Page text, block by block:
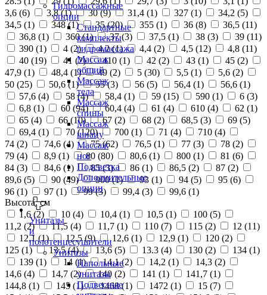
Гидромассажные
опции
Стандартные
комплекты
гидромассажа
Массаж
общий
Массаж
тела
Массаж
спины
Массаж
шиацу
Массаж
ног
Подсветка
Дополнительные
опции
Унитазы
и
полотенцесушители
Унитазы
Напольные
унитазы
Подвесные
3,6 (6) 3,8 (1) 30 (9) 31,4 (1) 327 (1) 34,2 (5)
34,5 (1) 348 (1) 35 (20) 355 (1) 36 (8) 36,5 (11)
36,8 (1) 360 (1) 37 (3) 37,5 (1) 38 (3) 39 (11)
390 (1) 4 (2) 4,2 (1) 4,4 (2) 4,5 (12) 4,8 (11)
40 (19) 41 (2) 410 (1) 42 (2) 43 (1) 45 (2)
47,9 (1) 48,4 (1) 49 (2) 5 (30) 5,5 (1) 5,6 (2)
50 (25) 50,6 (1) 55 (3) 56 (5) 56,4 (1) 56,6 (1)
57,6 (4) 58 (4) 58,4 (1) 59 (15) 590 (1) 6 (3)
6,8 (1) 60 (94) 60,4 (4) 61 (4) 610 (4) 62 (1)
65 (4) 66 (10) 67 (2) 68 (2) 68,5 (3) 69 (5)
69,4 (1) 70 (120) 700 (1) 71 (4) 710 (4)
74 (2) 74,6 (4) 75 (62) 76,5 (1) 77 (3) 78 (2)
79 (4) 8,9 (1) 80 (80) 80,6 (1) 800 (1) 81 (6)
84 (3) 84,6 (1) 85 (3) 86 (1) 86,5 (2) 87 (2)
89,6 (5) 90 (49) 900 (1) 93 (1) 94 (5) 95 (6)
96 (1) 97 (1) 99 (3) 99,4 (3) 99,6 (1)
Высота, см
1,6 (2) 10 (4) 10,4 (1) 10,5 (1) 100 (5)
11,2 (2) 11,5 (4) 11,7 (1) 110 (7) 115 (2) 12 (11)
12,1 (1) 12,5 (9) 12,6 (1) 12,9 (1) 120 (2)
125 (1) 13,5 (4) 13,6 (5) 13.3 (4) 130 (2) 134 (1)
139 (1) 14 (1) 14,1 (2) 14,2 (1) 14,3 (2)
14,6 (4) 14,7 (2) 140 (2) 141 (1) 141,7 (1)
144,8 (1) 145 (1) 1468 (1) 1472 (1) 15 (7)